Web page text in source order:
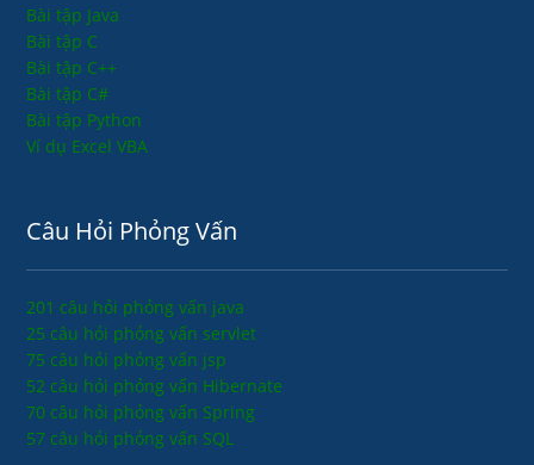
Bài tập Java
Bài tập C
Bài tập C++
Bài tập C#
Bài tập Python
Ví dụ Excel VBA
Câu Hỏi Phỏng Vấn
201 câu hỏi phỏng vấn java
25 câu hỏi phỏng vấn servlet
75 câu hỏi phỏng vấn jsp
52 câu hỏi phỏng vấn Hibernate
70 câu hỏi phỏng vấn Spring
57 câu hỏi phỏng vấn SQL